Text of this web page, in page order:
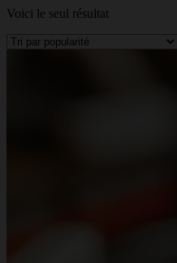
Voici le seul résultat